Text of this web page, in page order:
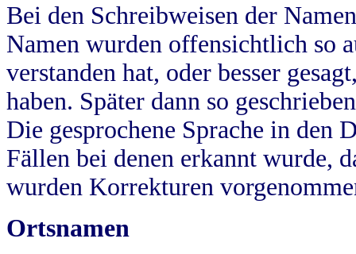
Bei den Schreibweisen der
Namen wurden offensichtlich so
verstanden hat, oder besser
haben. Später dann so
Die gesprochene Sprache in
Fällen bei denen erkannt wurde,
wurden Korrekturen
Ortsnamen